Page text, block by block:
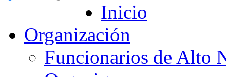
Inicio
Organización
Funcionarios de Alto